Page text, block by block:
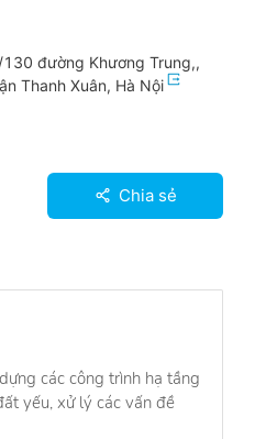
đường Khương Trung,,
Thanh Xuân, Hà Nội
Chia sẻ
các công trình hạ tầng
yếu, xử lý các vấn đề